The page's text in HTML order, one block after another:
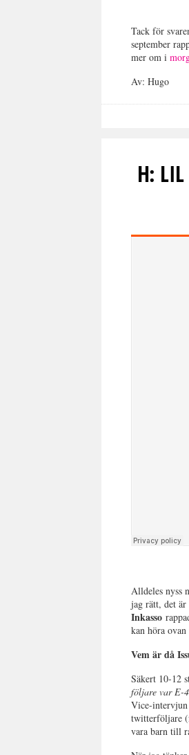
Tack för
september
mer om i
Av: Hugo
H:
Alldeles nyss
jag rätt, det
Inkasso
kan höra
Vem är då
Säkert 10-12
följare var E-
Vice-intervjun
twitterföljare
vara barn till